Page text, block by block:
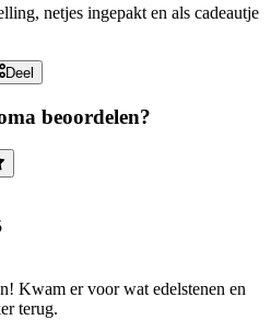
netjes ingepakt en als cadeautje
Deel
beoordelen?
Kwam er voor wat edelstenen en
terug.